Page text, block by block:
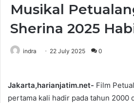
Musikal
Sherina 2025
indra 22 July 2025 0
Jakarta,harianjatim.net- Film
pertama kali hadir pada tahun 2000